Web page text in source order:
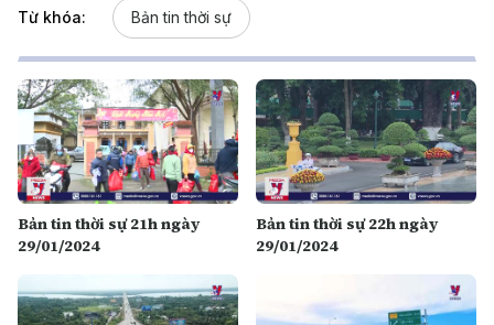
Từ khóa: Bản tin thời sự
Bản tin thời sự 21h ngày
29/01/2024
Bản tin thời sự 22h ngày
29/01/2024